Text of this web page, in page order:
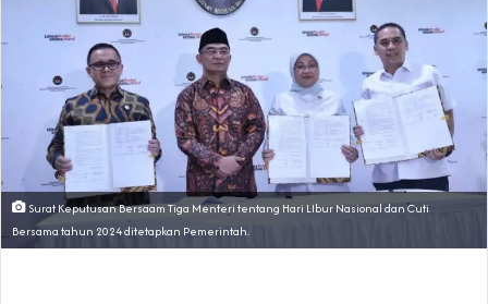
Surat Keputusan Bersaam Tiga Menteri tentang Hari LIbur Nasional dan Cuti
Bersama tahun 2024 ditetapkan Pemerintah.